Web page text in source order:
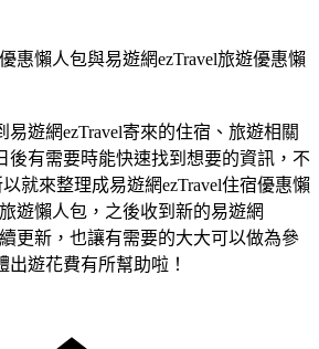
易遊網ezTravel寄來的住宿、旅遊相關
後有需要時能快速找到想要的資訊，不
就來整理成易遊網ezTravel住宿優惠懶
遊懶人包，之後收到新的易遊網
更新，也讓有需要的大大可以做為參
遊花費有所幫助啦！